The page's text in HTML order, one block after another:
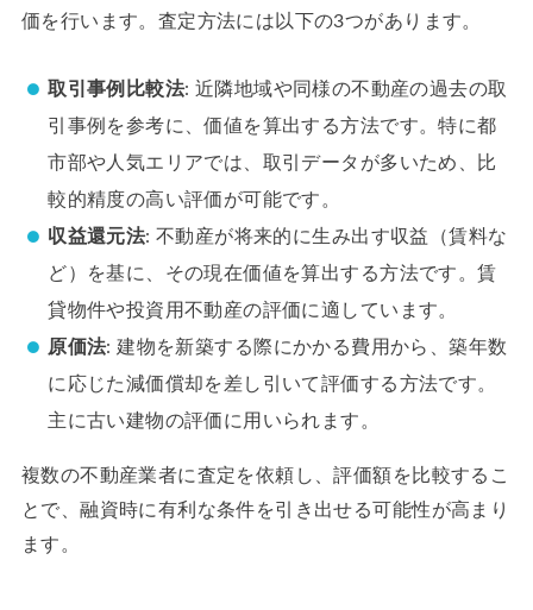
価を行います。査定方法には以下の3つがあります。
取引事例比較法: 近隣地域や同様の不動産の過去の取
引事例を参考に、価値を算出する方法です。特に都
市部や人気エリアでは、取引データが多いため、比
較的精度の高い評価が可能です。
収益還元法: 不動産が将来的に生み出す収益（賃料な
ど）を基に、その現在価値を算出する方法です。賃
貸物件や投資用不動産の評価に適しています。
原価法: 建物を新築する際にかかる費用から、築年数
に応じた減価償却を差し引いて評価する方法です。
主に古い建物の評価に用いられます。
複数の不動産業者に査定を依頼し、評価額を比較するこ
とで、融資時に有利な条件を引き出せる可能性が高まり
ます。